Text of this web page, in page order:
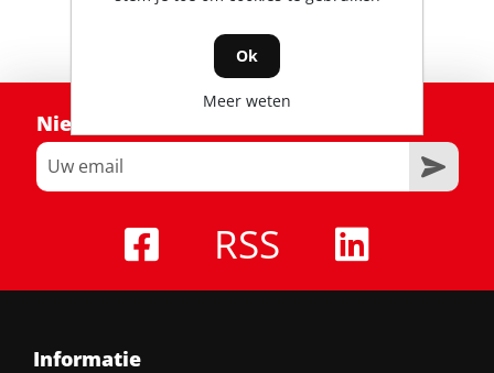
Nieuwsbrief
RSS
Informatie
Ok
Meer weten